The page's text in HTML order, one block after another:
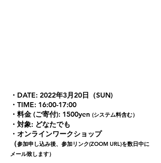
・DATE: 2022年3月20日（SUN)
・TIME: 16:00-17:00
・料金 (ご寄付): 1500yen (システム料含む）
・対象: どなたでも
・オンラインワークショップ
（参加申し込み後、参加リンク(ZOOM URL)を数日中に
メール致します）